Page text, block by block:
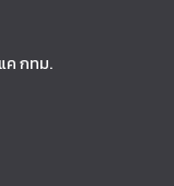
ค กทม.